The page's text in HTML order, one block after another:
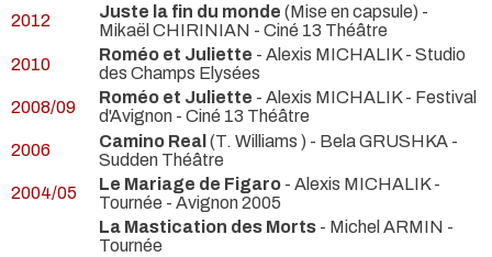
2012
Juste la fin du monde (Mise en capsule) -
Mikaël CHIRINIAN - Ciné 13 Théâtre
2010
Roméo et Juliette - Alexis MICHALIK- Studio
des Champs Elysées
2008/09
Roméo et Juliette - Alexis MICHALIK- Festival
d'Avignon - Ciné 13 Théâtre
2006
Camino Real (T. Williams ) - Bela GRUSHKA -
Sudden Théâtre
2004/05
Le Mariage de Figaro - Alexis MICHALIK-
Tournée - Avignon 2005
La Mastication des Morts - Michel ARMIN -
Tournée